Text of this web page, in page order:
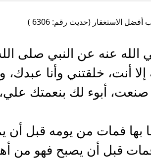
الاستغفار (حديث رقم: 6306 )
عنه عن النبي صلى
إلا أنت، خلقتني وأنا
أبوء لك بنعمتك علي،
بها فمات من يومه قبل
قبل أن يصبح فهو من